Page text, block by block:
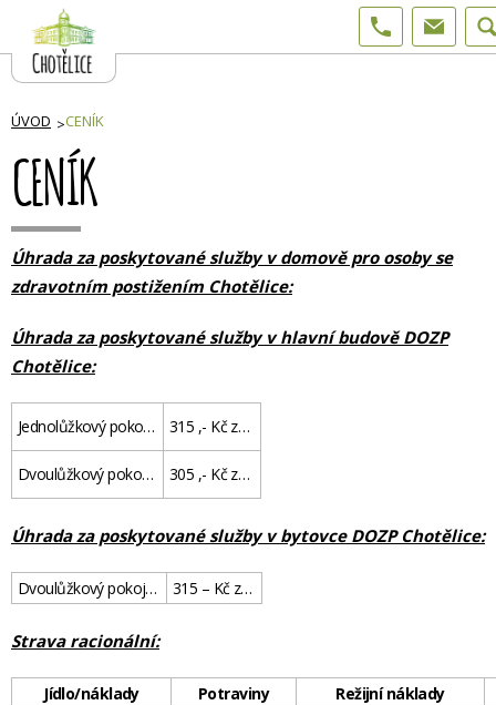
ÚVOD CENÍK
CENÍK
Úhrada za poskytované služby v domově pro osoby se
zdravotním postižením Chotělice:
Úhrada za poskytované služby v hlavní budově DOZP
Chotělice:
Jednolůžkový pokoj bez příslušenství 315 ,- Kč za den
Dvoulůžkový pokoj bez příslušenství 305 ,- Kč za den
Úhrada za poskytované služby v bytovce DOZP Chotělice:
Dvoulůžkový pokoj v 1 bytě 315 – Kč za den
Strava racionální:
Jídlo/náklady Potraviny
Režijní náklady